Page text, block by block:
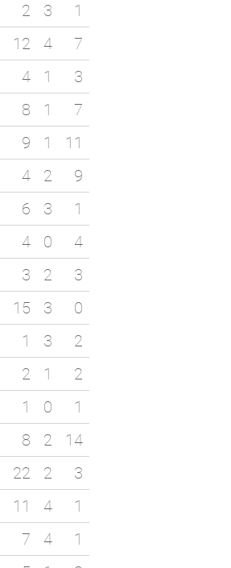
2 3
1
12 4
7
4 1
3
8 1
7
9 1
11
4 2
9
6 3
1
4 0
4
3 2
3
15 3
0
1 3
2
2 1
2
1 0
1
8 2
14
22 2
3
11 4
1
7 4
1